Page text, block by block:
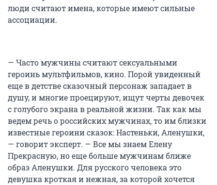
люди считают имена, которые имеют сильные
ассоциации.
— Часто мужчины считают сексуальными
героинь мультфильмов, кино. Порой увиденный
еще в детстве сказочный персонаж западает в
душу, и многие проецируют, ищут черты девочек
с голубого экрана в реальной жизни. Так как мы
ведем речь о российских мужчинах, то им близки
известные героини сказок: Настеньки, Аленушки,
— говорит эксперт. — Все мы знаем Елену
Прекрасную, но еще больше мужчинам ближе
образ Аленушки. Для русского человека это
девушка кроткая и нежная, за которой хочется